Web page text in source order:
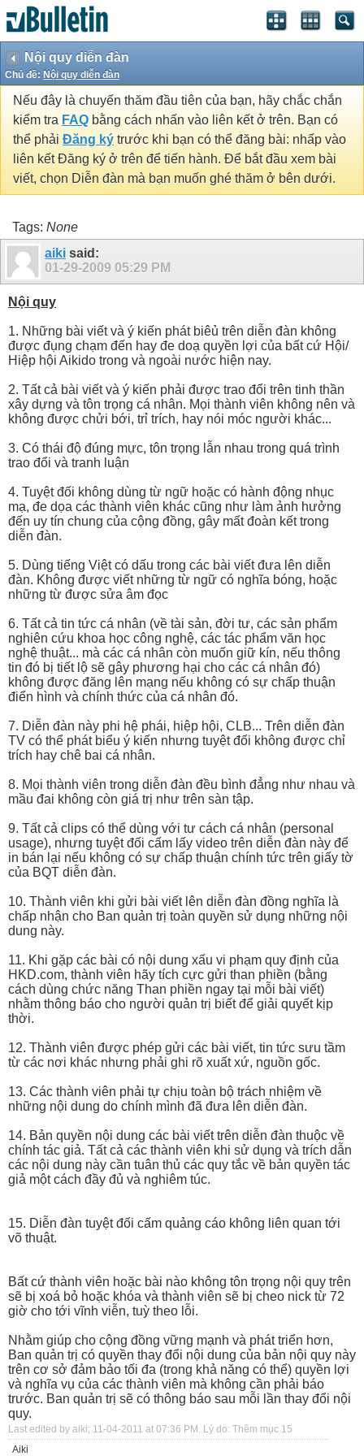
Nội quy diễn đàn
Chủ đề: Nội quy diễn đàn
Nếu đây là chuyến thăm đầu tiên của bạn, hãy chắc chắn
kiểm tra FAQ bằng cách nhấn vào liên kết ở trên. Bạn có
thể phải Đăng ký trước khi bạn có thể đăng bài: nhấp vào
liên kết Đăng ký ở trên để tiến hành. Để bắt đầu xem bài
viết, chọn Diễn đàn mà bạn muốn ghé thăm ở bên dưới.
Tags: None
aiki said:
01-29-2009 05:29 PM
Nội quy
1. Những bài viết và ý kiến phát biêủ trên diễn đàn không
được đụng chạm đến hay đe doạ quyền lợi của bất cứ Hội/
Hiệp hội Aikido trong và ngoài nước hiện nay.
2. Tất cả bài viết và ý kiến phải được trao đổi trên tinh thần
xây dựng và tôn trọng cá nhân. Mọi thành viên không nên và
không được chửi bới, trỉ trích, hay nói móc người khác...
3. Có thái độ đúng mực, tôn trọng lẫn nhau trong quá trình
trao đổi và tranh luận
4. Tuyệt đối không dùng từ ngữ hoặc có hành động nhục
mạ, đe dọa các thành viên khác cũng như làm ảnh hưởng
đến uy tín chung của cộng đồng, gây mất đoàn kết trong
diễn đàn.
5. Dùng tiếng Việt có dấu trong các bài viết đưa lên diễn
đàn. Không được viết những từ ngữ có nghĩa bóng, hoặc
những từ được sửa âm đọc
6. Tất cả tin tức cá nhân (về tài sản, đời tư, các sản phẩm
nghiên cứu khoa học công nghệ, các tác phẩm văn học
nghệ thuật... mà các cá nhân còn muốn giữ kín, nếu thông
tin đó bị tiết lộ sẽ gây phương hại cho các cá nhân đó)
không được đăng lên mạng nếu không có sự chấp thuận
điển hình và chính thức của cá nhân đó.
7. Diễn đàn này phi hệ phái, hiệp hội, CLB... Trên diễn đàn
TV có thể phát biểu ý kiến nhưng tuyệt đối không được chỉ
trích hay chê bai cá nhân.
8. Mọi thành viên trong diễn đàn đều bình đẳng như nhau và
mầu đai không còn giá trị như trên sàn tập.
9. Tất cả clips có thể dùng với tư cách cá nhân (personal
usage), nhưng tuyệt đối cấm lấy video trên diễn đàn này để
in bán lại nếu không có sự chấp thuận chính tức trên giấy tờ
của BQT diễn đàn.
10. Thành viên khi gửi bài viết lên diễn đàn đồng nghĩa là
chấp nhận cho Ban quản trị toàn quyền sử dụng những nội
dung này.
11. Khi gặp các bài có nội dung xấu vi phạm quy định của
HKD.com, thành viên hãy tích cực gửi than phiền (bằng
cách dùng chức năng Than phiền ngay tại mỗi bài viết)
nhằm thông báo cho người quản trị biết để giải quyết kịp
thời.
12. Thành viên được phép gửi các bài viết, tin tức sưu tầm
từ các nơi khác nhưng phải ghi rõ xuất xứ, nguồn gốc.
13. Các thành viên phải tự chịu toàn bộ trách nhiệm về
những nội dung do chính mình đã đưa lên diễn đàn.
14. Bản quyền nội dung các bài viết trên diễn đàn thuộc về
chính tác giả. Tất cả các thành viên khi sử dụng và trích dẫn
các nội dung này cần tuân thủ các quy tắc về bản quyền tác
giả một cách đầy đủ và nghiêm túc.
15. Diễn đàn tuyệt đối cấm quảng cáo không liên quan tới
võ thuật.
Bất cứ thành viên hoặc bài nào không tôn trọng nội quy trên
sẽ bị xoá bỏ hoặc khóa và thành viên sẽ bị cheo nick từ 72
giờ cho tới vĩnh viễn, tuỳ theo lỗi.
Nhằm giúp cho cộng đồng vững mạnh và phát triển hơn,
Ban quản trị có quyền thay đổi nội dung của bản nội quy này
trên cơ sở đảm bảo tối đa (trong khả năng có thể) quyền lợi
và nghĩa vụ của các thành viên mà không cần phải báo
trước. Ban quản trị sẽ có thông báo sau mỗi lần thay đổi nội
quy.
Last edited by aiki; 11-04-2011 at 07:36 PM . Lý do: Thêm mục 15
Aiki